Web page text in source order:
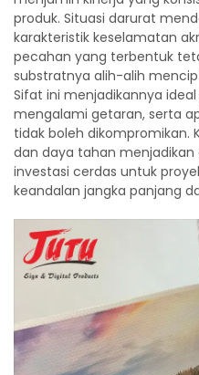
produk. Situasi darurat
karakteristik keselamatan
pecahan yang terbentuk
substratnya alih-alih
Sifat ini menjadikannya
mengalami getaran, serta
tidak boleh dikompromikan.
dan daya tahan
investasi cerdas untuk
keandalan jangka panjang